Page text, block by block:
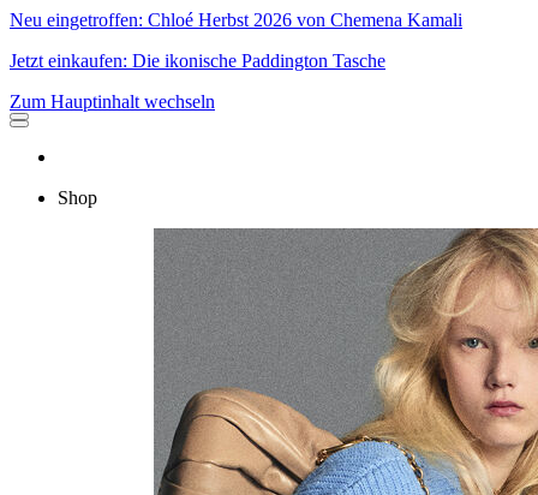
Neu eingetroffen: Chloé Herbst 2026 von Chemena Kamali
Jetzt einkaufen: Die ikonische Paddington Tasche
Zum Hauptinhalt wechseln
Shop